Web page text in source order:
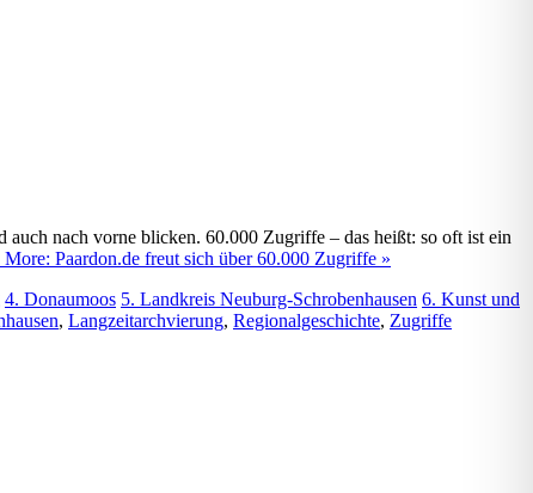
nach vorne blicken. 60.000 Zugriffe – das heißt: so oft ist ein
More: Paardon.de freut sich über 60.000 Zugriffe »
4. Donaumoos 5. Landkreis Neuburg-Schrobenhausen 6. Kunst und
, Langzeitarchvierung, Regionalgeschichte, Zugriffe